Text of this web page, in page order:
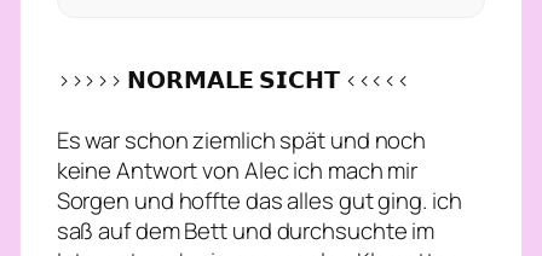
>>>>> 𝗡𝗢𝗥𝗠𝗔𝗟𝗘 𝗦𝗜𝗖𝗛𝗧 <<<<<
Es war schon ziemlich spät und noch
keine Antwort von Alec ich mach mir
Sorgen und hoffte das alles gut ging. ich
saß auf dem Bett und durchsuchte im